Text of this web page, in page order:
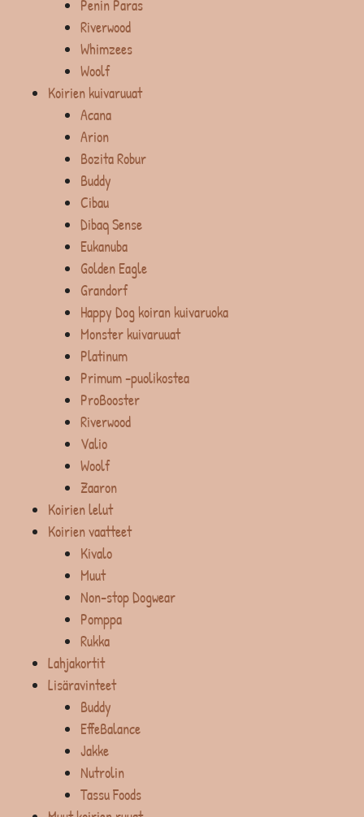
Penin Paras
Riverwood
Whimzees
Woolf
Koirien kuivaruuat
Acana
Arion
Bozita Robur
Buddy
Cibau
Dibaq Sense
Eukanuba
Golden Eagle
Grandorf
Happy Dog koiran kuivaruoka
Monster kuivaruuat
Platinum
Primum -puolikostea
ProBooster
Riverwood
Valio
Woolf
Zaaron
Koirien lelut
Koirien vaatteet
Kivalo
Muut
Non-stop Dogwear
Pomppa
Rukka
Lahjakortit
Lisäravinteet
Buddy
EffeBalance
Jakke
Nutrolin
Tassu Foods